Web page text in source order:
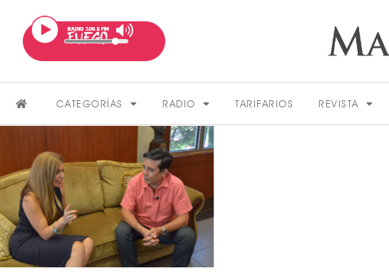
CATEGORÍAS RADIO TARIFARIOS REVISTA
FARÁNDULA